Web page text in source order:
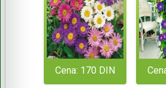
Cena: 170 DIN